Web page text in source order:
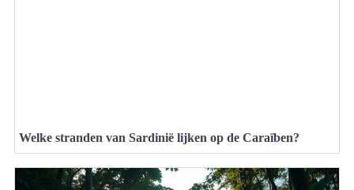
Welke stranden van Sardinië lijken op de Caraïben?